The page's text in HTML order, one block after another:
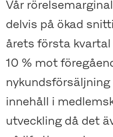
Vår
delvis på ökad
årets första
10 % mot
innehåll i
utveckling då det